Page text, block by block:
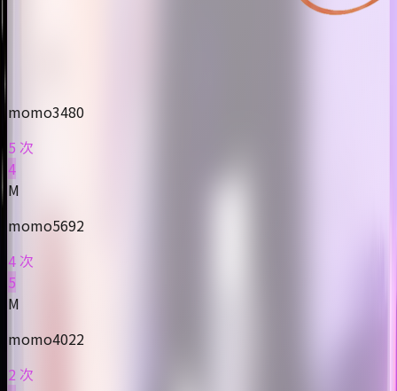
momo3480
5 次
4
M
momo5692
4 次
5
M
momo4022
2 次